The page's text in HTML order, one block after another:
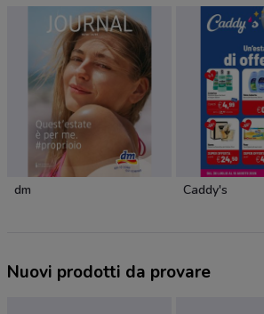
dm Caddy's
Nuovi prodotti da provare